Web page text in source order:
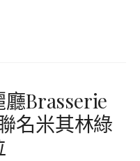
Brasserie
名米其林綠